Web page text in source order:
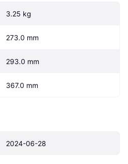
3.25 kg
273.0 mm
293.0 mm
367.0 mm
2024-06-28